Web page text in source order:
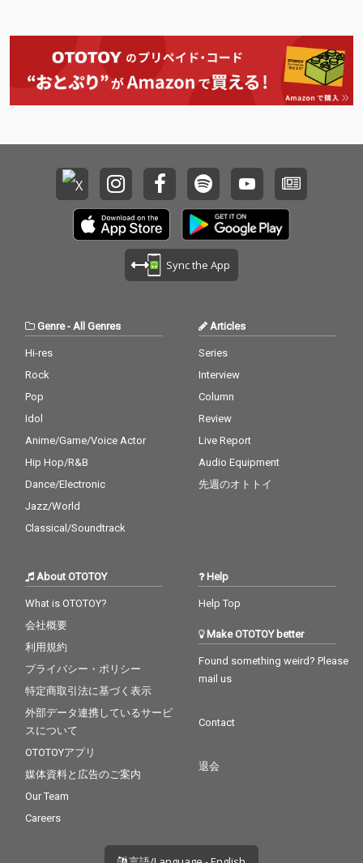
Sync the App
Genre-All Genres
Hi-res
Rock
Pop
Idol
Anime/Game/Voice Actor
Hip Hop/R&B
Dance/Electronic
Jazz/World
Classical/Soundtrack
Articles
Series
Interview
Column
Review
Live Report
Audio Equipment
先週のオトトイ
About OTOTOY
What is OTOTOY?
会社概要
利用規約
プライバシー・ポリシー
特定商取引法に基づく表示
外部データ連携しているサービ
スについて
OTOTOYアプリ
媒体資料と広告のご案内
Our Team
Careers
Help
Help Top
Make OTOTOY better
Found something weird? Please
mail us
Contact
退会